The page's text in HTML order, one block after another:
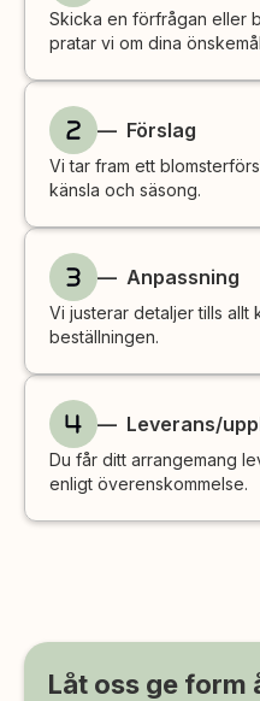
Skicka en förfrågan eller
pratar vi om dina
— Förslag
Vi tar fram ett
känsla och säsong.
— Anpassning
Vi justerar detaljer tills allt
beställningen.
— Leverans/
Du får ditt arrangemang
enligt överenskommelse.
Låt oss ge form